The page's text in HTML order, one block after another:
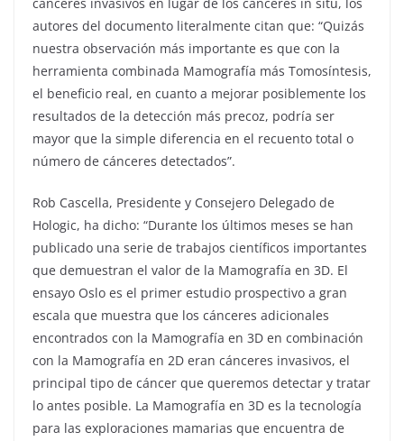
autores del documento literalmente citan que: “Quizás
nuestra observación más importante es que con la
herramienta combinada Mamografía más Tomosíntesis,
el beneficio real, en cuanto a mejorar posiblemente los
resultados de la detección más precoz, podría ser
mayor que la simple diferencia en el recuento total o
número de cánceres detectados”.
Rob Cascella, Presidente y Consejero Delegado de
Hologic, ha dicho: “Durante los últimos meses se han
publicado una serie de trabajos científicos importantes
que demuestran el valor de la Mamografía en 3D. El
ensayo Oslo es el primer estudio prospectivo a gran
escala que muestra que los cánceres adicionales
encontrados con la Mamografía en 3D en combinación
con la Mamografía en 2D eran cánceres invasivos, el
principal tipo de cáncer que queremos detectar y tratar
lo antes posible. La Mamografía en 3D es la tecnología
para las exploraciones mamarias que encuentra de